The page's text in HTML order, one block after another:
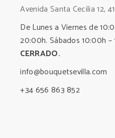
Avenida Santa Cecilia 12,
De Lunes a Viernes de
20:00h. Sábados 10:00h –
CERRADO.
info@bouquetsevilla.com
+34 656 863 852‬